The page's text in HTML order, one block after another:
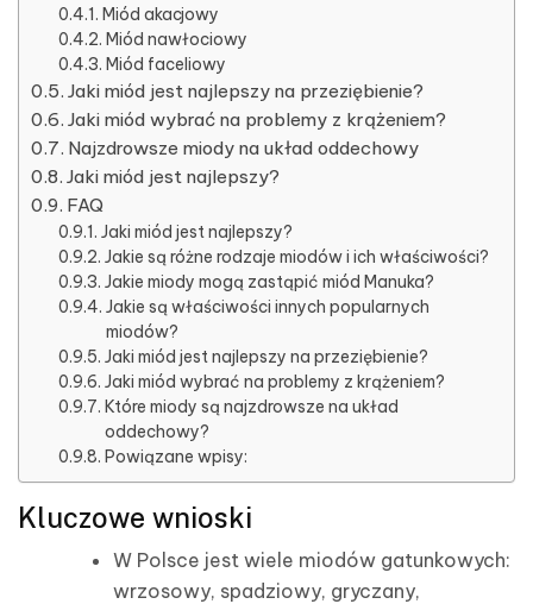
Miód akacjowy
Miód nawłociowy
Miód faceliowy
Jaki miód jest najlepszy na przeziębienie?
Jaki miód wybrać na problemy z krążeniem?
Najzdrowsze miody na układ oddechowy
Jaki miód jest najlepszy?
FAQ
Jaki miód jest najlepszy?
Jakie są różne rodzaje miodów i ich właściwości?
Jakie miody mogą zastąpić miód Manuka?
Jakie są właściwości innych popularnych
miodów?
Jaki miód jest najlepszy na przeziębienie?
Jaki miód wybrać na problemy z krążeniem?
Które miody są najzdrowsze na układ
oddechowy?
Powiązane wpisy:
Kluczowe wnioski
W Polsce jest wiele miodów gatunkowych:
wrzosowy, spadziowy, gryczany,